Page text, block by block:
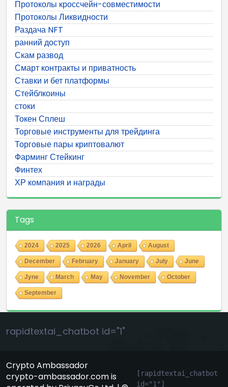
Протоколы кроссчейн-совместимости
Протоколы Ликвидности
Раздача NFT
ранний доступ
Скам развод
Смарт контракты и приватность
Ставки и бет платформы
Стейблкоины
стоки
Токен Сплеш
Торговые инструменты для трейдинга
Торговые пары криптовалют
Фарминг Стейкинг
Финтех
ХР компания и награды
Tags
2024 2025 2026 April August
December February January July June
Jyne March May November October
September
rapidtextai_chatbot id="1"
Crypto Ambassador
crypto-ambassador.com is
[rapidtextai_chatbot
id="1"]